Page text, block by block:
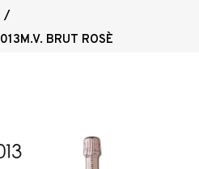
/
BRUT ROSÈ